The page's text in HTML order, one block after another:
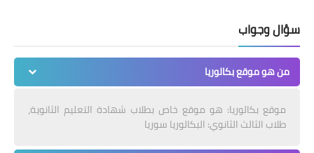
سؤال وجواب
من هو موقع بكالوريا
موقع بكالوريا: هو موقع خاص بطلاب شهادة التعليم الثانوية،
طلاب الثالث الثانوي: البكالوريا سوريا